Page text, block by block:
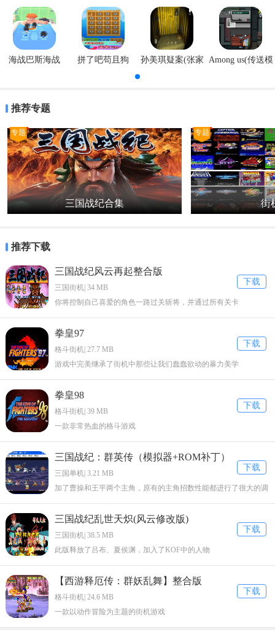
件夹，这就是我们存放游戏ROM的唯一地方，而且Roms文件夹本身里
面的ZIP文件是不能删除的，否则很多游戏将不能运行。
3、将下载到的MAME游戏ROM，放到上面说的roms文件夹下。
5、双击mame32p.exe，就是桌面上那个M字形状的图标，打开模拟
器，点文件――校检所有游戏。
6、校检完毕后，点击左边分类栏目-“拥有游戏”，如果按照上面步骤正
取执行，MAM就会识别出来你添加的游戏。
Rom常见问题
1.缺少游戏的支持文件：BIOS文件
好多游戏都需要有BIOS文件的支持才能运行，比如NEOGEO的游戏都
OGEO的游戏的。本区置顶有全部MAME用的BIOS文件下载地址，建
议去那儿把所有的BIOS文件都下载回来，和游戏ROM放到一起，说不
定什么时候就用得着。
2.下载的ROM是克隆游戏（也叫衍生版），而缺少主ROM
克隆游戏一般只包含与主游戏ROM不同的那部分文件，并不能独立运
行，需要把主ROM也下载下来放到一起才能玩。
3.模拟器和ROM文件的版本不相符
模拟器在不断的升级，ROM文件也一样。新版的MAME发布，或多或
少会对一些以前的ROM进行升级，而且新版的MAME一般就只支持新
4.游戏ROM文件不特别，但因为游戏版权的问题，所以官方版的MAM
E不支持，这类游戏就需要特别修改的MAME模拟器才能玩
海战巴斯海战 拼了吧苟且狗
孙美琪疑案(张家 Among us(传送模
推荐专题
专题
三国战纪合集
专题
街
推荐下载
下载
三国战纪风云再起整合版
三国街机| 34 MB
你将控制自己喜爱的角色一路过关斩将，并通过所有关卡
下载
拳皇97
格斗街机| 27.7 MB
游戏中完美继承了街机中那些让我们蠢蠢欲动的暴力美学
下载
拳皇98
格斗街机| 39 MB
一款非常热血的格斗游戏
下载
三国战纪：群英传（模拟器+ROM补丁）
三国单机| 3.21 MB
加了曹操和王平两个主角，原有的主角招数性能都进行了很大的调
下载
三国战纪乱世天炽(风云修改版)
三国街机| 38.5 MB
此版释放了吕布、夏侯渊，加入了KOF中的人物
下载
【西游释厄传：群妖乱舞】整合版
格斗街机| 24.6 MB
一款以动作冒险为主题的街机游戏